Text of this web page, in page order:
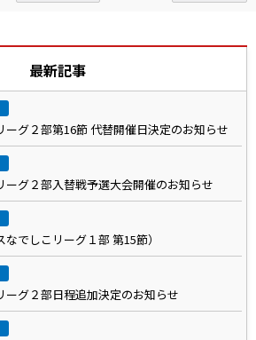
最新記事
ーグ２部第16節 代替開催日決定のお知らせ
ーグ２部入替戦予選大会開催のお知らせ
でしこリーグ１部 第15節）
ーグ２部日程追加決定のお知らせ